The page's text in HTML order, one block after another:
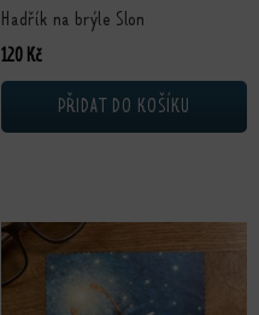
Hadřík na brýle Slon
120 Kč
PŘIDAT DO KOŠÍKU